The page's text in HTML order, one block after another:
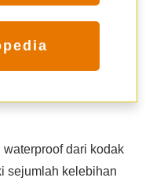
dari kodak
sejumlah kelebihan